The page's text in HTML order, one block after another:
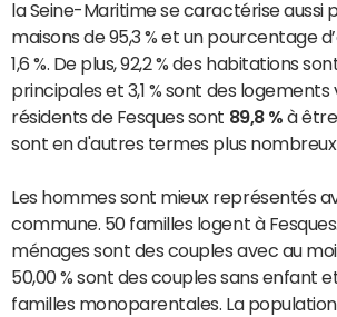
la Seine-Maritime se caractérise aussi
maisons de 95,3 % et un pourcentage
1,6 %. De plus, 92,2 % des habitations
principales et 3,1 % sont des logements
résidents de Fesques sont 89,8 % à
sont en d'autres termes plus nombreux
Les hommes sont mieux représentés
commune. 50 familles logent à
ménages sont des couples avec au
50,00 % sont des couples sans enfant
familles monoparentales. La